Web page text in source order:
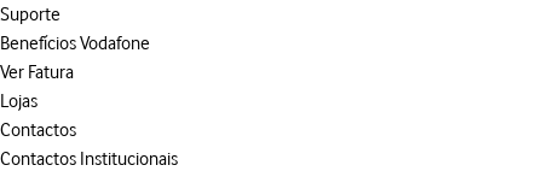
Suporte
Benefícios Vodafone
Ver Fatura
Lojas
Contactos
Contactos Institucionais